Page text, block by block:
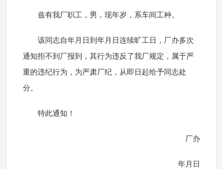
兹有我厂职工，男，现年岁，系车间工种。
该同志自年月日到年月日连续旷工日，厂办多次
通知拒不到厂报到，其行为违反了我厂规定，属于严
重的违纪行为，为严肃厂纪，从即日起给予同志处
分。
特此通知！
厂办
年月日